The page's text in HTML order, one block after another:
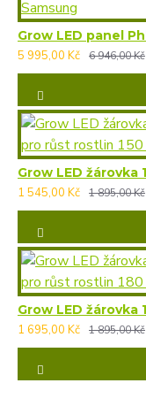
5 995,00 Kč
6 946,00 Kč
1 545,00 Kč
1 895,00 Kč
1 695,00 Kč
1 895,00 Kč